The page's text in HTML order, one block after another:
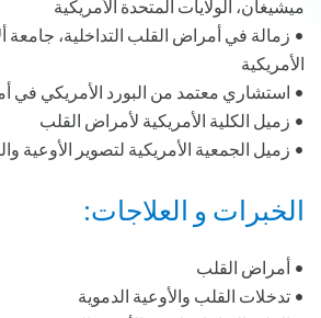
ميشيغان، الولايات المتحدة الأمريكية
• زمالة في أمراض القلب التداخلية، جامعة
الأمريكية
• استشاري معتمد من البورد الأمريكي في
• زميل الكلية الأمريكية لأمراض القلب
• زميل الجمعية الأمريكية لتصوير الأوعية
الخبرات و العلاجات:
• أمراض القلب
• تدخلات القلب والأوعية الدموية